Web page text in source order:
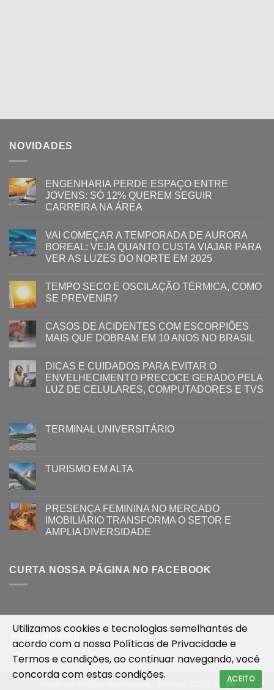
NOVIDADES
ENGENHARIA PERDE ESPAÇO ENTRE
JOVENS: SÓ 12% QUEREM SEGUIR
CARREIRA NA ÁREA
VAI COMEÇAR A TEMPORADA DE AURORA
BOREAL: VEJA QUANTO CUSTA VIAJAR PARA
VER AS LUZES DO NORTE EM 2025
TEMPO SECO E OSCILAÇÃO TÉRMICA, COMO
SE PREVENIR?
CASOS DE ACIDENTES COM ESCORPIÕES
MAIS QUE DOBRAM EM 10 ANOS NO BRASIL
DICAS E CUIDADOS PARA EVITAR O
ENVELHECIMENTO PRECOCE GERADO PELA
LUZ ​DE CELULARES, COMPUTADORES E TVS​​
TERMINAL UNIVERSITÁRIO
TURISMO EM ALTA
PRESENÇA FEMININA NO MERCADO
IMOBILIÁRIO TRANSFORMA O SETOR E
AMPLIA DIVERSIDADE
CURTA NOSSA PÁGINA NO FACEBOOK
Utilizamos cookies e tecnologias semelhantes de
acordo com a nossa Políticas de Privacidadee
Termos e condições, ao continuar navegando, você
concorda com estas condições.
ACEITO